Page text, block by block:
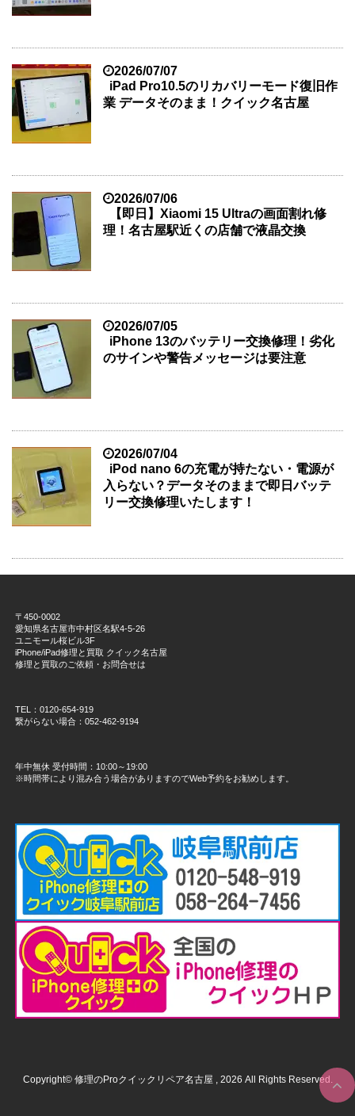
2026/07/07
iPad Pro10.5のリカバリーモード復旧作
業 データそのまま！クイック名古屋
2026/07/06
【即日】Xiaomi 15 Ultraの画面割れ修
理！名古屋駅近くの店舗で液晶交換
2026/07/05
iPhone 13のバッテリー交換修理！劣化
のサインや警告メッセージは要注意
2026/07/04
iPod nano 6の充電が持たない・電源が
入らない？データそのままで即日バッテ
リー交換修理いたします！
〒450-0002
愛知県名古屋市中村区名駅4-5-26
ユニモール桜ビル3F
iPhone/iPad修理と買取 クイック名古屋
修理と買取のご依頼・お問合せは
TEL：0120-654-919
繋がらない場合：052-462-9194
年中無休 受付時間：10:00～19:00
※時間帯により混み合う場合がありますのでWeb予約をお勧めします。
Copyright© 修理のProクイックリペア名古屋 , 2026 All Rights Reserved.